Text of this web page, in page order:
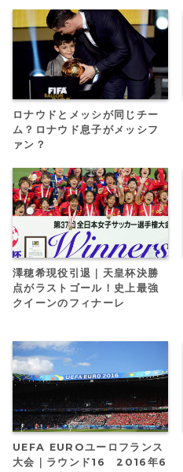
ロナウドとメッシが同じチー
ム？ロナウド息子がメッシフ
ァン？
澤穂希現役引退｜天皇杯決勝
点がラストゴール！史上最強
クイーンのフィナーレ
UEFA EUROユーロフランス
大会｜ラウンド16 2016年6